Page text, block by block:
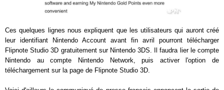
Ces quelques lignes nous expliquent que les utilisateurs qui auront créé
leur identifiant Nintendo Account avant fin avril pourront télécharger
Flipnote Studio 3D gratuitement sur Nintendo 3DS. Il faudra lier le compte
Nintendo au compte Nintendo Network, puis activer l'option de
téléchargement sur la page de Flipnote Studio 3D.